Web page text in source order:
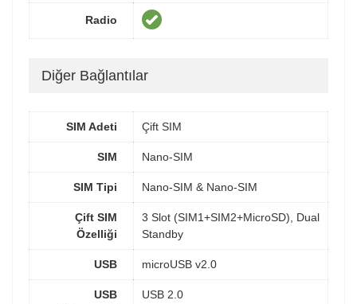
Radio
Diğer Bağlantılar
SIM Adeti Çift SIM
SIM Nano-SIM
SIM Tipi Nano-SIM & Nano-SIM
Çift SIM
Özelliği
3 Slot (SIM1+SIM2+MicroSD), Dual
Standby
USB microUSB v2.0
USB
USB 2.0